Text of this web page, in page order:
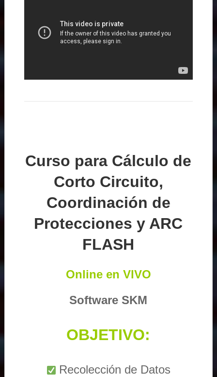
Curso para Cálculo de
Corto Circuito,
Coordinación de
Protecciones y ARC
FLASH
Online en VIVO
Software SKM
OBJETIVO:
Recolección de Datos